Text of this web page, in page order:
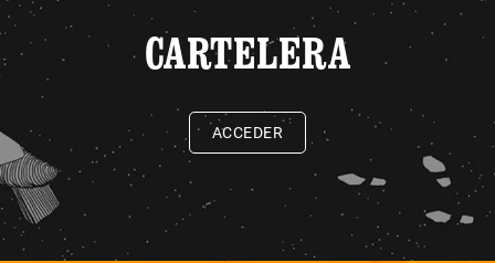
CARTELERA
ACCEDER